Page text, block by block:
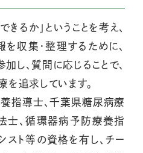
るか」ということを考え、
収集・整理するために、
し、質問に応じることで、
を追求しています。
指導士、千葉県糖尿病療
士、循環器病予防療養指
スト等の資格を有し、チー